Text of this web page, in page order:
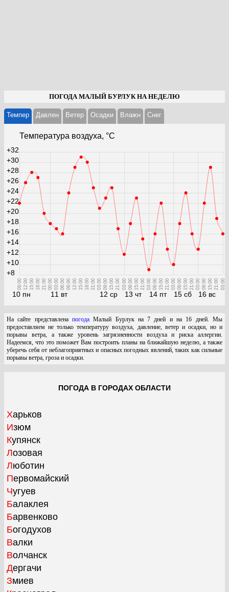
ПОГОДА МАЛЫЙ БУРЛУК НА НЕДЕЛЮ
Темпер Давлен Ветер Осадки Влажн Cнег
Температура воздуха, °С
10 пн
09:00 12:00 15:00 18:00 21:00
11 вт
00:00 03:00 06:00 09:00 12:00 15:00 18:00 21:00
12 ср
03:00 09:00 15:00 21:00
13 чт
03:00 09:00 15:00 21:00
14 пт
03:00 09:00 15:00 21:00
15 сб
03:00 09:00 15:00 21:00
16 вс
03:00 09:00 15:00 21:00 03:00
+8
+10
+12
+14
+16
+18
+20
+22
+24
+26
+28
+30
+32
На сайте представлена погодаМалый Бурлук на 7 дней и на 16 дней. Мы
предоставляем не только температуру воздуха, давление, ветер и осадки, но и
порывы ветра, а также уровень загрязненности воздуха и риска аллергии.
Надеемся, что это поможет Вам построить планы на ближайшую неделю, а также
уберечь себя от неблагоприятных и опасных погодных явлений, таких как сильные
порывы ветра, гроза и осадки.
ПОГОДА В ГОРОДАХ ОБЛАСТИ
Харьков
Изюм
Купянск
Лозовая
Люботин
Первомайский
Чугуев
Балаклея
Барвенково
Богодухов
Валки
Волчанск
Дергачи
Змиев